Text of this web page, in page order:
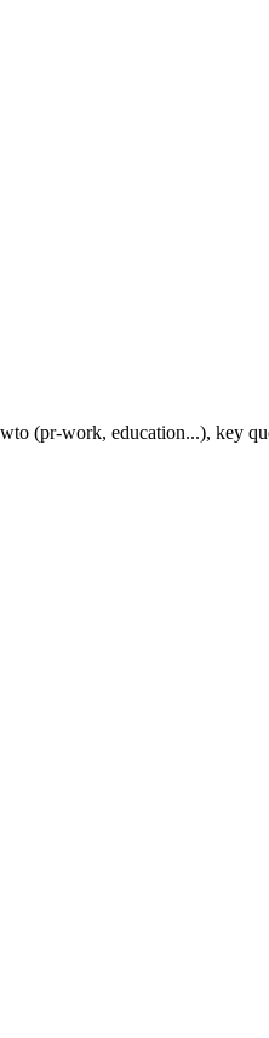
(pr-work, education...), key